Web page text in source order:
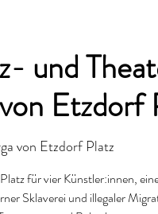
und
Etzdorf
von Etzdorf Platz
für vier Künstler:innen,
Sklaverei und illegaler